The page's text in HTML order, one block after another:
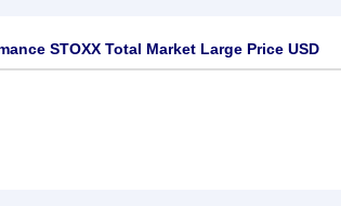
STOXX Total Market Large Price USD